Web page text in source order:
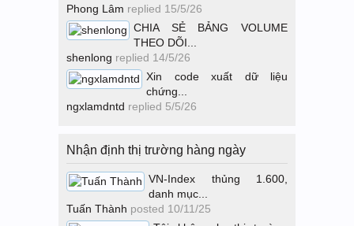
Phong Lâm replied 15/5/26
CHIA SẺ BẢNG VOLUME
THEO DÕI...
shenlong replied 14/5/26
Xin code xuất dữ liệu
chứng...
ngxlamdntd replied 5/5/26
Nhận định thị trường hàng ngày
VN-Index thủng 1.600,
danh mục...
Tuấn Thành posted 10/11/25